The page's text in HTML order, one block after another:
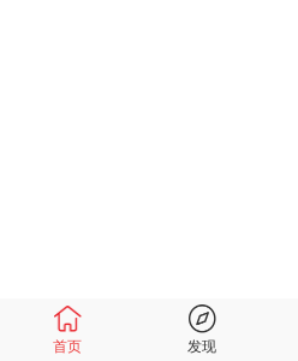
首页 发现